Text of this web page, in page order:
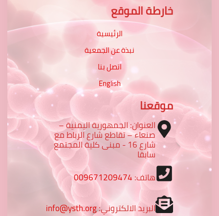
خارطة الموقع
الرئيسية
نبذة عن الجمعية
اتصل بنا
English
موقعنا
العنوان: الجمهورية اليمنية –
صنعاء – تقاطع شارع الرباط مع
شارع 16 - مبنى كلية المجتمع
سابقا
هاتف:009671209474
البريد الالكتروني:info@ysth.org